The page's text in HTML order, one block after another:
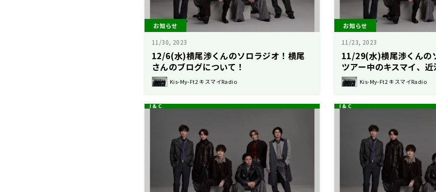
お知らせ
11/30, 2023
12/6(水)横尾渉くんのソロラジオ！横尾
さんのブログについて！
Kis-My-Ft2 キスマイRadio
お知らせ
11/23, 2023
11/29(水)横尾渉くんの
ツアー中のキスマイ、
Kis-My-Ft2 キスマイRadio